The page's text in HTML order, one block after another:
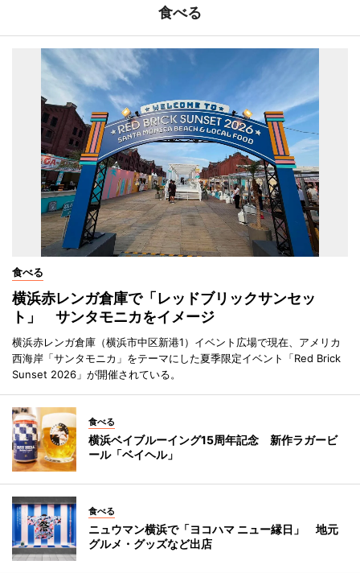
食べる
食べる
横浜赤レンガ倉庫で「レッドブリックサンセッ
ト」 サンタモニカをイメージ
横浜赤レンガ倉庫（横浜市中区新港1）イベント広場で現在、アメリカ
西海岸「サンタモニカ」をテーマにした夏季限定イベント「Red Brick
Sunset 2026」が開催されている。
食べる
横浜ベイブルーイング15周年記念 新作ラガービ
ール「ベイヘル」
食べる
ニュウマン横浜で「ヨコハマ ニュー縁日」 地元
グルメ・グッズなど出店